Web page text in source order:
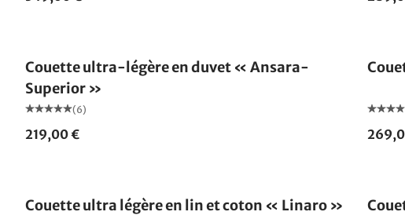
Couette ultra-légère en duvet « Ansara-
Superior »
(6)
219,00 €
Couette ultra légère en lin et coton « Linaro »